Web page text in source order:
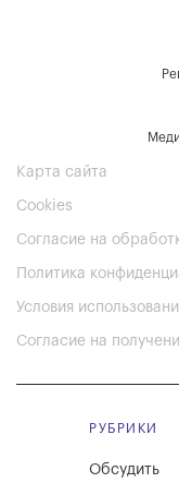
Карта сайта
Cookies
Согласие на
Политика
Условия
Согласие на
РУБРИКИ
Обсудить